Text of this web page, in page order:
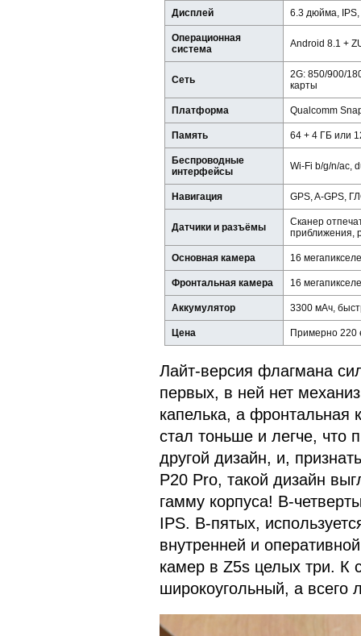
Дисплей 6.3 дюйма, IPS,
Операционная
система
Android 8.1 +
Сеть
2G: 850/900/
карты
Платформа Qualcomm
Память 64 + 4 ГБ или
Беспроводные
интерфейсы
Wi-Fi b/g/n/ac,
Навигация GPS, A-GPS,
Датчики и разъёмы
Сканер
приближения,
Основная камера 16
Фронтальная камера 16
Аккумулятор 3300 мАч,
Цена Примерно 220
Лайт-версия флагмана
первых, в ней нет
капелька, а
стал тоньше и легче, что
другой дизайн, и,
P20 Pro, такой дизайн
гамму корпуса! В-
IPS. В-пятых,
внутренней и
камер в Z5s целых три. К
широкоугольный, а всего